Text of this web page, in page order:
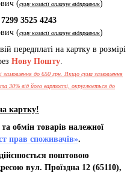
(суму комісії оплачує відправник)
3525 4243
(суму комісії оплачує відправник)
передплаті на картку в розмірі
Нову Пошту.
замовлення до 650 грн. Якщо сума замовлення
30% від його вартості, округлюється до
картку!
обмін товарів належної
прав споживачів».
поштовою
вул. Проїздна 12 (65110),